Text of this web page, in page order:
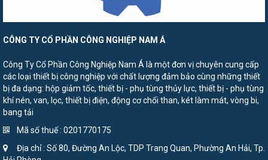
CÔNG TY CỔ PHẦN CÔNG NGHIỆP NAM Á
Công Ty Cổ Phần Công Nghiệp Nam Á là một đơn vị chuyên cung cấp
các loại thiết bị công nghiệp với chất lượng đảm bảo cùng những thiết
bị đa dạng: hộp giảm tốc, thiết bị - phụ tùng thủy lực, thiết bị - phụ tùng
khí nén, van, lọc, thiết bị điện, động cơ chổi than, két làm mát, vòng bi,
bang tải
Mã số thuế : 0201770175
Địa chỉ : Số 80, Đường An Lộc, TDP Trang Quan, Phường An Hải, Tp.